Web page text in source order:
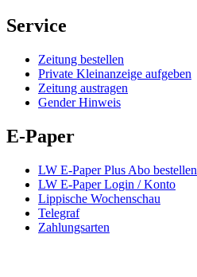
Service
Zeitung bestellen
Private Kleinanzeige aufgeben
Zeitung austragen
Gender Hinweis
E-Paper
LW E-Paper Plus Abo bestellen
LW E-Paper Login / Konto
Lippische Wochenschau
Telegraf
Zahlungsarten